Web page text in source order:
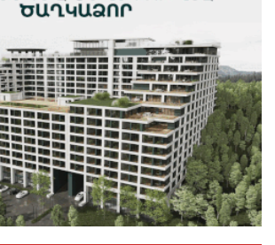
է հայտնում Ամենայն Հայոց
2 ժամ առաջ
Կոտայքի մարզում. Զովունի-Եղվարդ
բախվել են «Alfa Romeo»-ն և «Opel»-
2 ժամ առաջ
է Շիրակի երգիծական